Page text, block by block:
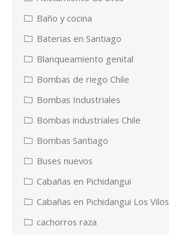
Baño y cocina
Baterias en Santiago
Blanqueamiento genital
Bombas de riego Chile
Bombas Industriales
Bombas industriales Chile
Bombas Santiago
Buses nuevos
Cabañas en Pichidangui
Cabañas en Pichidangui Los Vilos
cachorros raza